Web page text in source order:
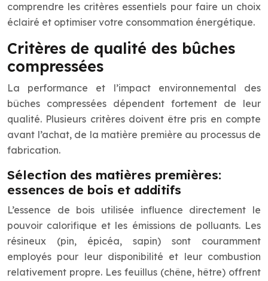
comprendre les critères essentiels pour faire un choix
éclairé et optimiser votre consommation énergétique.
Critères de qualité des bûches
compressées
La performance et l’impact environnemental des
bûches compressées dépendent fortement de leur
qualité. Plusieurs critères doivent être pris en compte
avant l’achat, de la matière première au processus de
fabrication.
Sélection des matières premières:
essences de bois et additifs
L’essence de bois utilisée influence directement le
pouvoir calorifique et les émissions de polluants. Les
résineux (pin, épicéa, sapin) sont couramment
employés pour leur disponibilité et leur combustion
relativement propre. Les feuillus (chêne, hêtre) offrent